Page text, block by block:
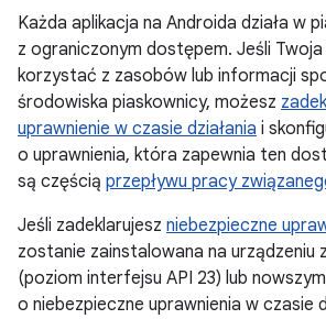
Każda aplikacja na Androida działa w
z ograniczonym dostępem. Jeśli Twoja
korzystać z zasobów lub informacji
środowiska piaskownicy, możesz
uprawnienie w czasie działania i
o uprawnienia, która zapewnia ten
są częścią przepływu pracy
Jeśli zadeklarujesz niebezpieczne
zostanie zainstalowana na urządzeniu
(poziom interfejsu API 23) lub
o niebezpieczne uprawnienia w czasie